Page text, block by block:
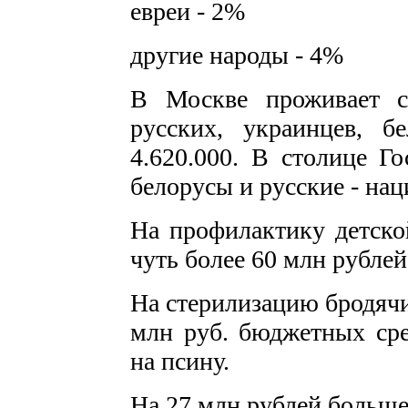
евреи - 2%
другие народы - 4%
В Москве проживает
русских, украинцев,
4.620.000. В столице
белорусы и русские -
На профилактику
чуть более 60 млн
На стерилизацию
млн руб. бюджетных
на псину.